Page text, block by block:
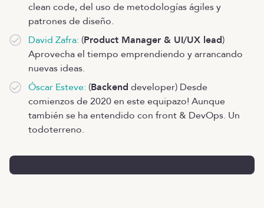
clean code, del uso de metodologías ágiles y
patrones de diseño.
David Zafra: (Product Manager & UI/UX lead)
Aprovecha el tiempo emprendiendo y arrancando
nuevas ideas.
Óscar Esteve: (Backend developer) Desde
comienzos de 2020 en este equipazo! Aunque
también se ha entendido con front & DevOps. Un
todoterreno.